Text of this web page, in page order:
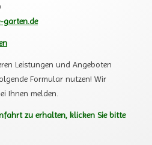
garten.de
Leistungen und Angeboten
Formular nutzen! Wir
Ihnen melden.
zu erhalten, klicken Sie bitte